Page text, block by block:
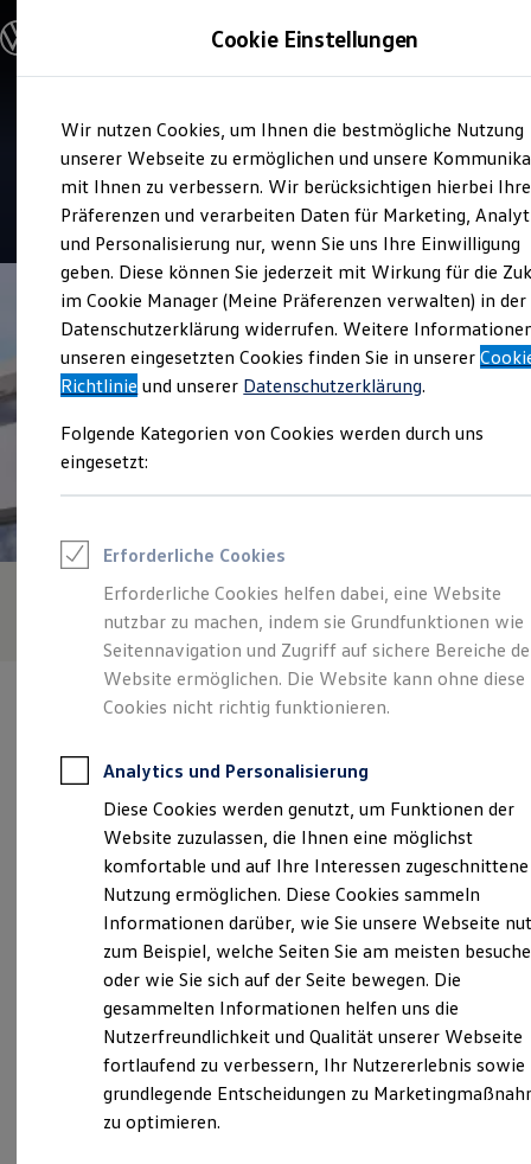
Hauptinhalt
springen
Footer
springen
Modelle & Konfigurator
Nutzfahrzeugkategorien entdecken
Modelle konfigurieren
Vorgängermodelle und Oldtimer
Vorgängermodelle
Oldtimer
Bulli Historie
Branchenlösungen & Gewerbekunden
Umbaulösungen und Hersteller finden
Auf- und Umbauten entdecken & konfigurieren
Groß- und Sonderkunden
Großkunden
Kommunen & Behörden
Journalisten
Sportvereine
Branchenlösungen
Gewerbliche Personenbeförderung
Service & mobile Werkstätten
Menschen mit Behinderung
Rettungsdienste
ONE Business ID Vorteile
Fahrzeugsuche & Marktplatz
Fahrzeugsuche
Fahrzeuge online kaufen
Digitaler Marktplatz
Kauf & Finanzierung
Online-Fahrzeugbewertung
Für Privatkunden
Für Gewerbekunden
Profi Paket
TopDeal
Gebrauchtwagen
ProfiPartner für Gebrauchtwagen
Zertifizierte Gebrauchtwagen
Finanzierung
Für Privatkunden
Für Gewerbekunden
Leasing
Für Privatkunden
Für Gewerbekunden
Versicherungen & Garantien
Garantien
Kfz-Versicherung für Nutzfahrzeuge
Restschuldversicherung
Wartungsverträge
Service
RATIO MOBIL Zwönitz
4.9| 7 Bewertungen
Verantwortlich für die Inhalte auf dieser Seite ist die RATIO MOBIL
Zwönitz GmbH ( Impressum & Rechtliches )
Lenkersdorfer Straße 2a, 08297 Zwönitz
zwoenitz@ratiomobil.de
Montag-Freitag 07:00-18:00 Uhr
Samstag
08:00 -12:00 Uhr
Cookie Einstellungen
Wir nutzen Cookies, um Ihnen die bestmögliche Nutzung
unserer Webseite zu ermöglichen und unsere
mit Ihnen zu verbessern. Wir berücksichtigen hierbei Ihre
Präferenzen und verarbeiten Daten für Marketing,
und Personalisierung nur, wenn Sie uns Ihre Einwilligung
geben. Diese können Sie jederzeit mit Wirkung für die
im Cookie Manager (Meine Präferenzen verwalten) in der
Datenschutzerklärung widerrufen. Weitere
unseren eingesetzten Cookies finden Sie in unserer
Richtlinie und unserer Datenschutzerklärung.
Folgende Kategorien von Cookies werden durch uns
eingesetzt:
Erforderliche Cookies
Erforderliche Cookies helfen dabei, eine Website
nutzbar zu machen, indem sie Grundfunktionen wie
Seitennavigation und Zugriff auf sichere Bereiche
Website ermöglichen. Die Website kann ohne diese
Cookies nicht richtig funktionieren.
Analytics und Personalisierung
Diese Cookies werden genutzt, um Funktionen der
Website zuzulassen, die Ihnen eine möglichst
komfortable und auf Ihre Interessen zugeschnittene
Nutzung ermöglichen. Diese Cookies sammeln
Informationen darüber, wie Sie unsere Webseite
zum Beispiel, welche Seiten Sie am meisten
oder wie Sie sich auf der Seite bewegen. Die
gesammelten Informationen helfen uns die
Nutzerfreundlichkeit und Qualität unserer Webseite
fortlaufend zu verbessern, Ihr Nutzererlebnis sowie
grundlegende Entscheidungen zu
zu optimieren.